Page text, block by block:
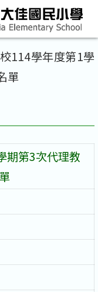
114學年度第1學
單
期第3次代理教